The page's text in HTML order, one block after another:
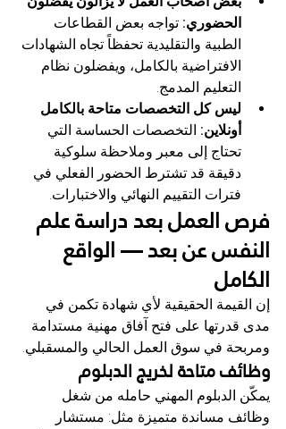
الحضوري: تواجه بعض القطاعات
الطبية والتقليدية تحفظاً تجاه الشهادات
الافتراضية بالكامل، ويفضلون نظام
التعليم المدمج.
ليس كل التخصصات متاحة بالكامل
أونلاين: التخصصات الحساسة التي
تحتاج إلى معبر وملاحظة سلوكية
دقيقة قد تشترط الحضور الفعلي في
فترات التقييم النهائي والاختبارات.
فرص العمل بعد دراسة علم
النفس عن بعد — الواقع
الكامل
إن القيمة الحقيقية لأي شهادة تكمن في
مدى قدرتها على فتح آفاق مهنية مستدامة
ومربحة في سوق العمل الحالي والمسقبلي.
وظائف متاحة لخريج الدبلوم
يمكّن الدبلوم المهني حامله من شغل
وظائف مساندة متميزة مثل: مستشار